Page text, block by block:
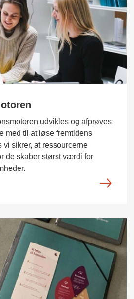
udvikles og afprøves
med til at løse fremtidens
vi sikrer, at ressourcerne
de skaber størst værdi for